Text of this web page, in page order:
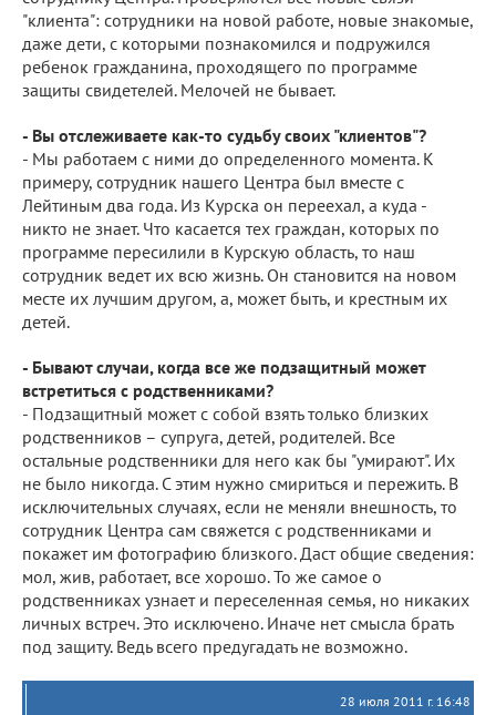
"клиента": сотрудники на новой работе, новые знакомые,
даже дети, с которыми познакомился и подружился
ребенок гражданина, проходящего по программе
защиты свидетелей. Мелочей не бывает.
- Вы отслеживаете как-то судьбу своих "клиентов"?
- Мы работаем с ними до определенного момента. К
примеру, сотрудник нашего Центра был вместе с
Лейтиным два года. Из Курска он переехал, а куда -
никто не знает. Что касается тех граждан, которых по
программе пересилили в Курскую область, то наш
сотрудник ведет их всю жизнь. Он становится на новом
месте их лучшим другом, а, может быть, и крестным их
детей.
- Бывают случаи, когда все же подзащитный может
встретиться с родственниками?
- Подзащитный может с собой взять только близких
родственников – супруга, детей, родителей. Все
остальные родственники для него как бы "умирают". Их
не было никогда. С этим нужно смириться и пережить. В
исключительных случаях, если не меняли внешность, то
сотрудник Центра сам свяжется с родственниками и
покажет им фотографию близкого. Даст общие сведения:
мол, жив, работает, все хорошо. То же самое о
родственниках узнает и переселенная семья, но никаких
личных встреч. Это исключено. Иначе нет смысла брать
под защиту. Ведь всего предугадать не возможно.
28 июля 2011 г. 16:48